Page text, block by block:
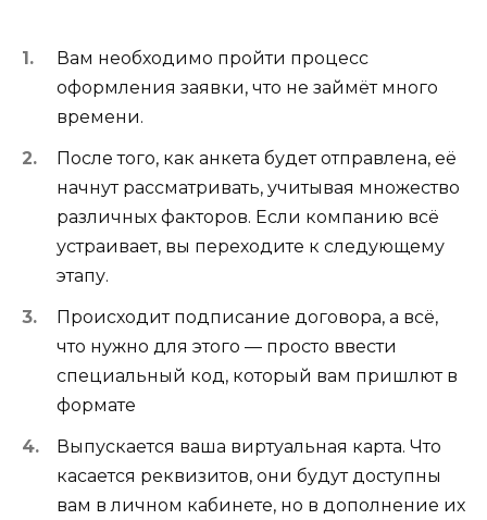
Вам необходимо пройти процесс
оформления заявки, что не займёт много
времени.
После того, как анкета будет отправлена, её
начнут рассматривать, учитывая множество
различных факторов. Если компанию всё
устраивает, вы переходите к следующему
этапу.
Происходит подписание договора, а всё,
что нужно для этого — просто ввести
специальный код, который вам пришлют в
формате
Выпускается ваша виртуальная карта. Что
касается реквизитов, они будут доступны
вам в личном кабинете, но в дополнение их